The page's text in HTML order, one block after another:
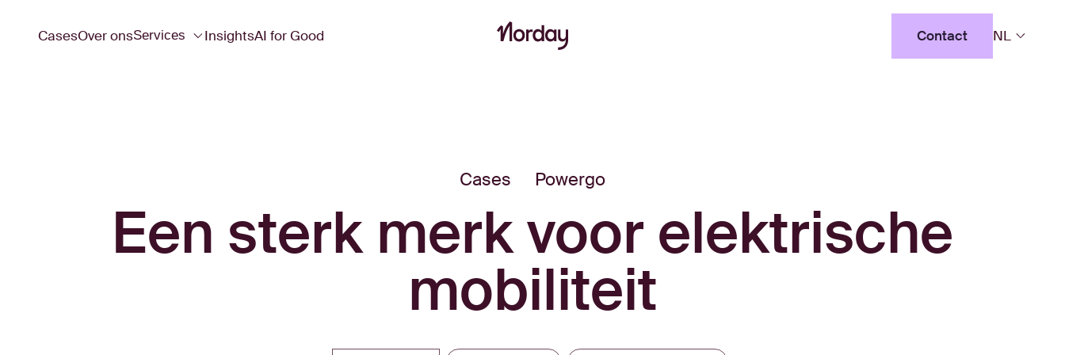
CasesOver onsServices InsightsAI for Good
Contact
Contact
NL
Cases Powergo
Een sterk merk voor elektrische
mobiliteit